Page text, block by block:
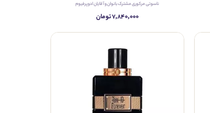
ناسوتی مرکوری مشترک بانوان و آقایان ادوپرفیوم
۷,۸۴۰,۰۰۰ تومان